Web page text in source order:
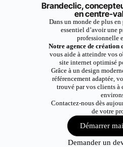
Brandeclic,
en centre-
Dans un monde de plus
essentiel d’avoir une
professionnelle
Notre agence de création
vous aide à atteindre vos
site internet optimisé
Grâce à un design
référencement adaptée,
trouvé par vos clients à
Contactez-nous dès
de votre
Démarrer
Demander un